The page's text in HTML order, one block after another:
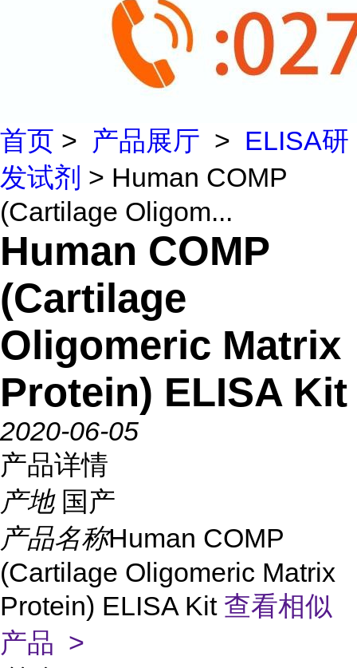
首页 > 产品展厅 > ELISA研
发试剂 > Human COMP
(Cartilage Oligom...
Human COMP
(Cartilage
Oligomeric Matrix
Protein) ELISA Kit
2020-06-05
产品详情
产地 国产
产品名称Human COMP
(Cartilage Oligomeric Matrix
Protein) ELISA Kit 查看相似
产品 >